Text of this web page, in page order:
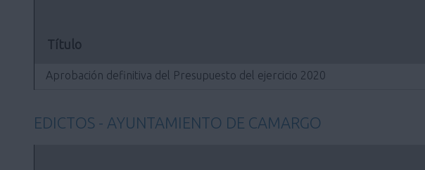
Título
Aprobación definitiva del Presupuesto del ejercicio 2020
EDICTOS - AYUNTAMIENTO DE CAMARGO